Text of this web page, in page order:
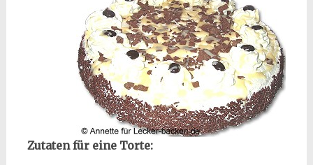
Zutaten für eine Torte: